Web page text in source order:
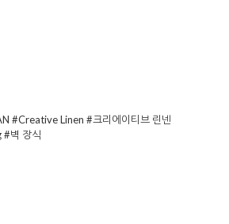
#Creative Linen #크리에이티브 린넨
벽 장식